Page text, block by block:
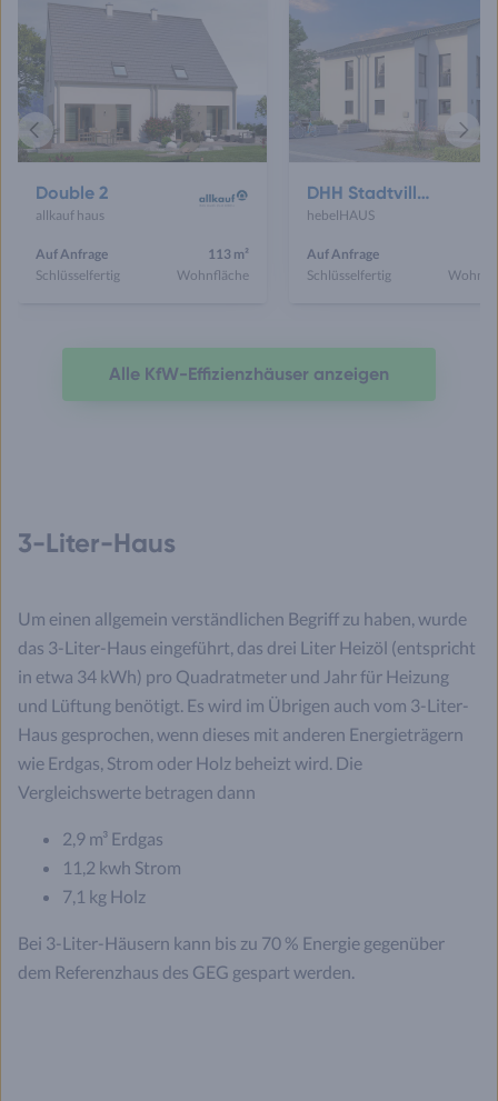
Double 2
allkauf haus
Auf Anfrage
Schlüsselfertig
113 m²
Wohnfläche
DHH Stadtvilla 110
hebelHAUS
Auf Anfrage
Schlüsselfertig
Vorheriges
Alle KfW-Effizienzhäuser anzeigen
3-Liter-Haus
Um einen allgemein verständlichen Begriff zu haben, wurde
das 3-Liter-Haus eingeführt, das drei Liter Heizöl (entspricht
in etwa 34 kWh) pro Quadratmeter und Jahr für Heizung
und Lüftung benötigt. Es wird im Übrigen auch vom 3-Liter-
Haus gesprochen, wenn dieses mit anderen Energieträgern
wie Erdgas, Strom oder Holz beheizt wird. Die
Vergleichswerte betragen dann
2,9 m³ Erdgas
11,2 kwh Strom
7,1 kg Holz
Bei 3-Liter-Häusern kann bis zu 70 % Energie gegenüber
dem Referenzhaus des GEG gespart werden.